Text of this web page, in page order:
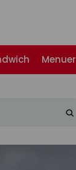
Menuer